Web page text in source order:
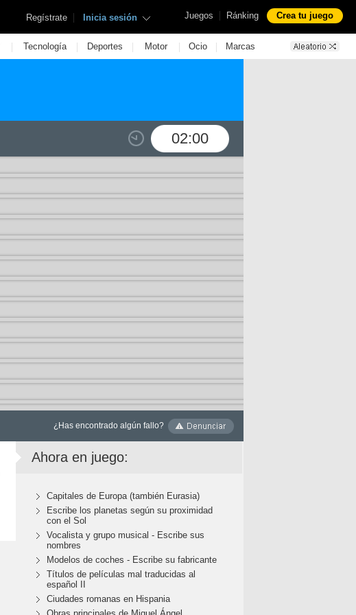
Juegos | Ránking Crea tu juego
Regístrate | Inicia sesión
| Tecnología | Deportes | Motor | Ocio | Marcas
02:00
¿Has encontrado algún fallo?
Ahora en juego:
Capitales de Europa (también Eurasia)
Escribe los planetas según su proximidad
con el Sol
Vocalista y grupo musical - Escribe sus
nombres
Modelos de coches - Escribe su fabricante
Títulos de películas mal traducidas al
español II
Ciudades romanas en Hispania